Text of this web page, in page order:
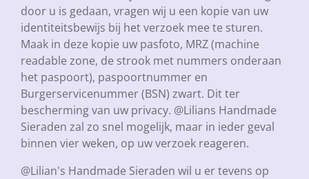
door u is gedaan, vragen wij u een kopie van uw
identiteitsbewijs bij het verzoek mee te sturen.
Maak in deze kopie uw pasfoto, MRZ (machine
readable zone, de strook met nummers onderaan
het paspoort), paspoortnummer en
Burgerservicenummer (BSN) zwart. Dit ter
bescherming van uw privacy. @Lilians Handmade
Sieraden zal zo snel mogelijk, maar in ieder geval
binnen vier weken, op uw verzoek reageren.
@Lilian's Handmade Sieraden wil u er tevens op